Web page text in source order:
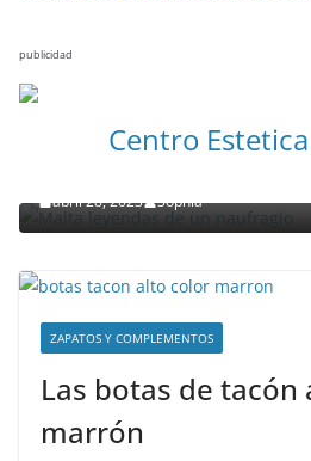
publicidad
Centro
abril 28, 2023 Sophia
ZAPATOS Y COMPLEMENTOS
Las botas de
marrón